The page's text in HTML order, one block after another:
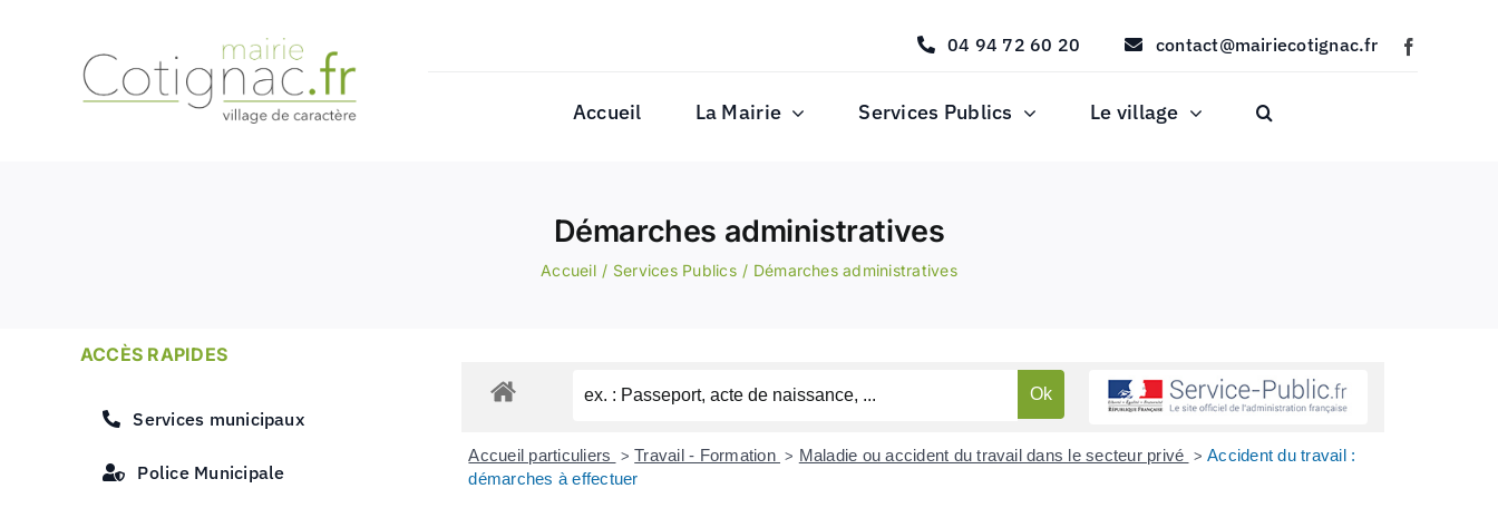
04 94 72 60 20 contact@mairiecotignac.fr
Accueil La Mairie Services Publics Le village
Démarches administratives
Accueil Services Publics Démarches administratives
ACCÈS RAPIDES
Services municipaux
Police Municipale
Accueil particuliers > Travail - Formation > Maladie ou accident du travail dans le secteur privé > Accident du travail :
démarches à effectuer